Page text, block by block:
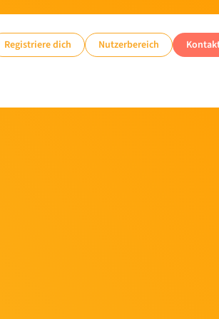
Registriere dich Nutzerbereich